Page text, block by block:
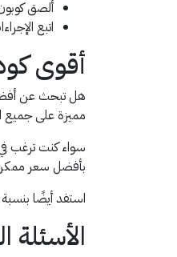
ألصق
اتبع
أقوى
مميزة على جميع
بأفضل سعر
استفد أيضًا